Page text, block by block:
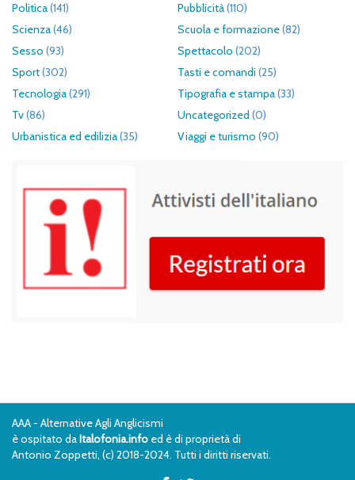
Politica(141) Pubblicità(110)
Scienza(46) Scuola e formazione(82)
Sesso (93) Spettacolo (202)
Sport(302) Tasti e comandi (25)
Tecnologia(291) Tipografia e stampa(33)
Tv(86) Uncategorized (0)
Urbanistica ed edilizia(35) Viaggi e turismo (90)
AAA - Alternative Agli Anglicismi
è ospitato daItalofonia.info ed è di proprietà di
Antonio Zoppetti, (c) 2018-2024. Tutti i diritti riservati.